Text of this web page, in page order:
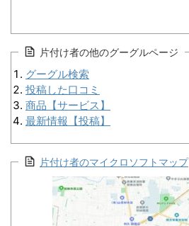
片付け者の他のグーグルページ
グーグル検索
投稿した口コミ
商品【サービス】
最新情報【投稿】
片付け者のマイクロソフトマップ